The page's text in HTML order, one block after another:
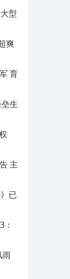
型
爽
育
生
主
已
雨